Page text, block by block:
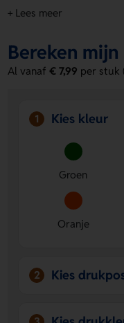
Parasol is ook geschikt
Bestel of vraag een
Voordelen van
uit de zon op warme
Ruimte voor jouw
of ontwerp
Segment 3 en
Handig mee te
+ Lees meer
Bereken
Al vanaf€ 7,99 per stuk
1 Kies kleur
Groen
Oranje
2 Kies